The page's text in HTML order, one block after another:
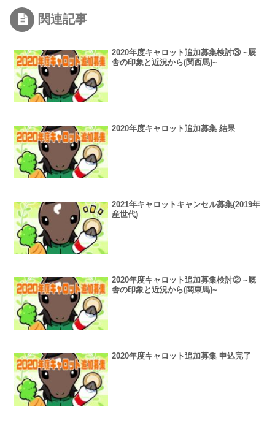
関連記事
2020年度キャロット追加募集検討③ ~厩
舎の印象と近況から(関西馬)~
2020年度キャロット追加募集 結果
2021年キャロットキャンセル募集(2019年
産世代)
2020年度キャロット追加募集検討② ~厩
舎の印象と近況から(関東馬)~
2020年度キャロット追加募集 申込完了